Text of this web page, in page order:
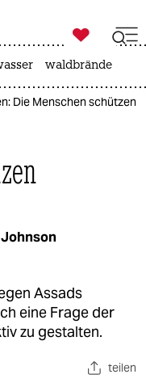

taz zahl ich
waldbrände
Die Menschen schützen
Assads
eine Frage der
zu gestalten.
teilen